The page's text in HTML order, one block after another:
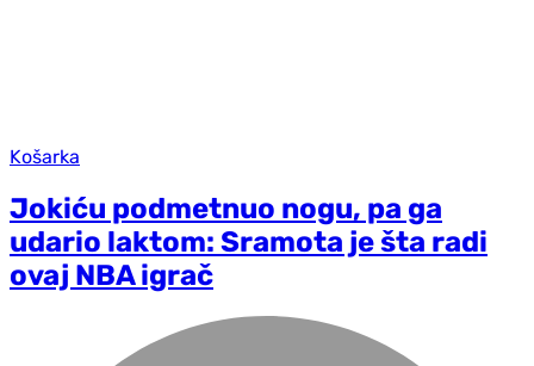
Košarka
Jokiću podmetnuo nogu, pa ga
udario laktom: Sramota je šta radi
ovaj NBA igrač